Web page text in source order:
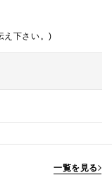
え下さい。)
一覧を見る